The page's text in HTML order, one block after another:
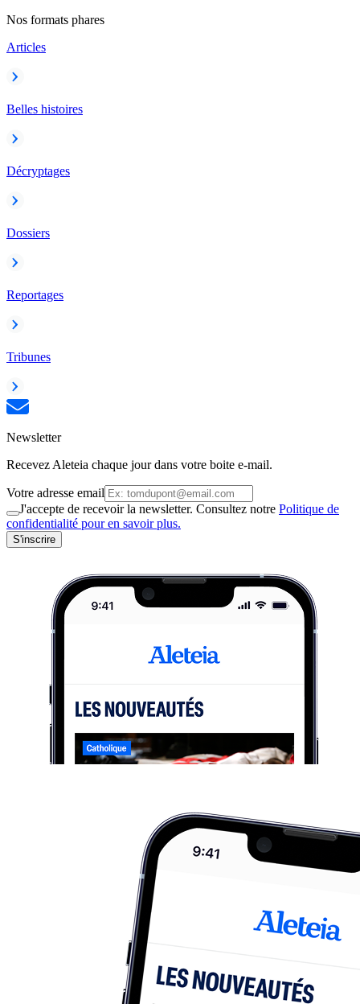
Nos formats phares
Articles
Belles histoires
Décryptages
Dossiers
Reportages
Tribunes
Newsletter
Recevez Aleteia chaque jour dans votre boite e-mail.
Votre adresse email
J'accepte de recevoir la newsletter. Consultez notre Politique de
confidentialité pour en savoir plus.
S'inscrire